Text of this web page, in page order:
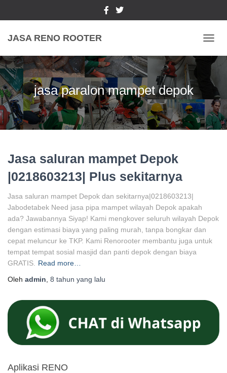
JASA RENO ROOTER
jasa paralon mampet depok
Jasa saluran mampet Depok
|0218603213| Plus sekitarnya
Jasa saluran mampet Depok dan sekitarnya|0218603213|
Jabodetabek Need jasa pipa mampet wilayah Depok apakah
ada? Jawabannya Siyap! Kami mengkover seluruh wilayah Depok
dengan estimasi biaya yang paling murah, tanpa bongkar dan
cepat meluncur ke TKP. Kami Renorooter membantu juga untuk
tempat tempat sosial masjid dan panti depok dengan biaya
GRATIS.
Read more…
Oleh admin 8 tahun yang lalu
Aplikasi RENO